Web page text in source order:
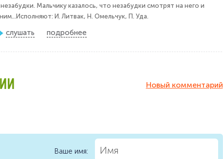
Мальчику казалось, что незабудки смотрят на него и
И. Литвак, Н. Омельчук, П. Уда.
слушать подробнее
Новый комментарий
Ваше имя: